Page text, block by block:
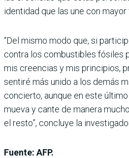
identidad que las une con mayor
“Del mismo modo que, si
contra los combustibles fósiles
mis creencias y mis principios,
sentiré más unido a los demás
concierto, aunque en este
mueva y cante de manera
el resto”, concluye la
Fuente: AFP.